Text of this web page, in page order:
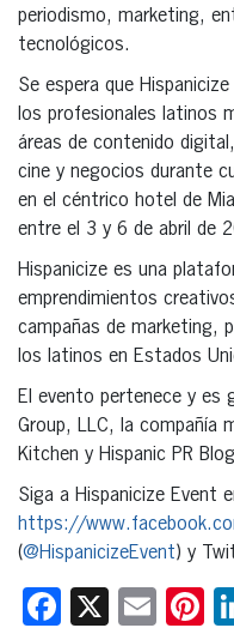
periodismo, marketing,
tecnológicos.
Se espera que
los profesionales latinos
áreas de contenido
cine y negocios durante
en el céntrico hotel de
entre el 3 y 6 de abril de
Hispanicize es una
emprendimientos
campañas de marketing,
los latinos en Estados
El evento pertenece y es
Group, LLC, la compañía
Kitchen y Hispanic PR
Siga a Hispanicize Event
https://
(@HispanicizeEvent) y
Facebook
X